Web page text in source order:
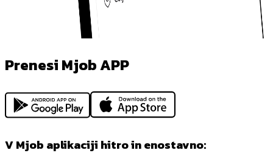
Prenesi Mjob APP
V Mjob aplikaciji hitro in enostavno: